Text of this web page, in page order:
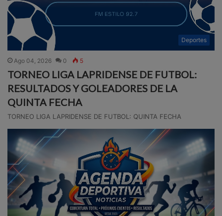
Deportes
Ago 04, 2026 0 5
TORNEO LIGA LAPRIDENSE DE FUTBOL:
RESULTADOS Y GOLEADORES DE LA
QUINTA FECHA
TORNEO LIGA LAPRIDENSE DE FUTBOL: QUINTA FECHA